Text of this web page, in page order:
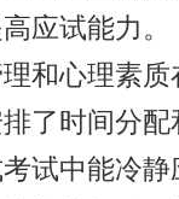
应试能力。
和心理素
了时间分
试中能冷